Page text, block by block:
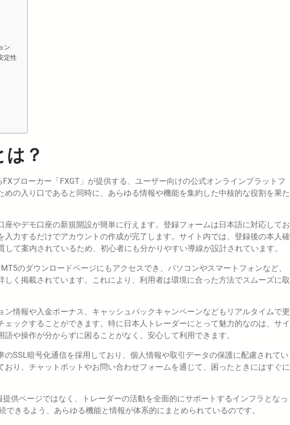
ン
定性
？
ブローカー「FXGT」が提供する、ユーザー向けの公式オンラインプラットフ
めの入り口であると同時に、あらゆる情報や機能を集約した中核的な役割を果た
座やデモ口座の新規開設が簡単に行えます。登録フォームは日本語に対応してお
入力するだけでアカウントの作成が完了します。サイト内では、登録後の本人確
て案内されているため、初心者にも分かりやすい導線が設計されています。
のダウンロードページにもアクセスでき、パソコンやスマートフォンなど、
く掲載されています。これにより、利用者は環境に合った方法でスムーズに取
ン情報や入金ボーナス、キャッシュバックキャンペーンなどもリアルタイムで更
ックすることができます。特に日本人トレーダーにとって魅力的なのは、サイ
や操作が分からずに困ることがなく、安心して利用できます。
SSL暗号化通信を採用しており、個人情報や取引データの保護に配慮されてい
おり、チャットボットやお問い合わせフォームを通じて、困ったときにはすぐに
供ページではなく、トレーダーの活動を全面的にサポートするインフラとなっ
できるよう、あらゆる機能と情報が体系的にまとめられているのです。